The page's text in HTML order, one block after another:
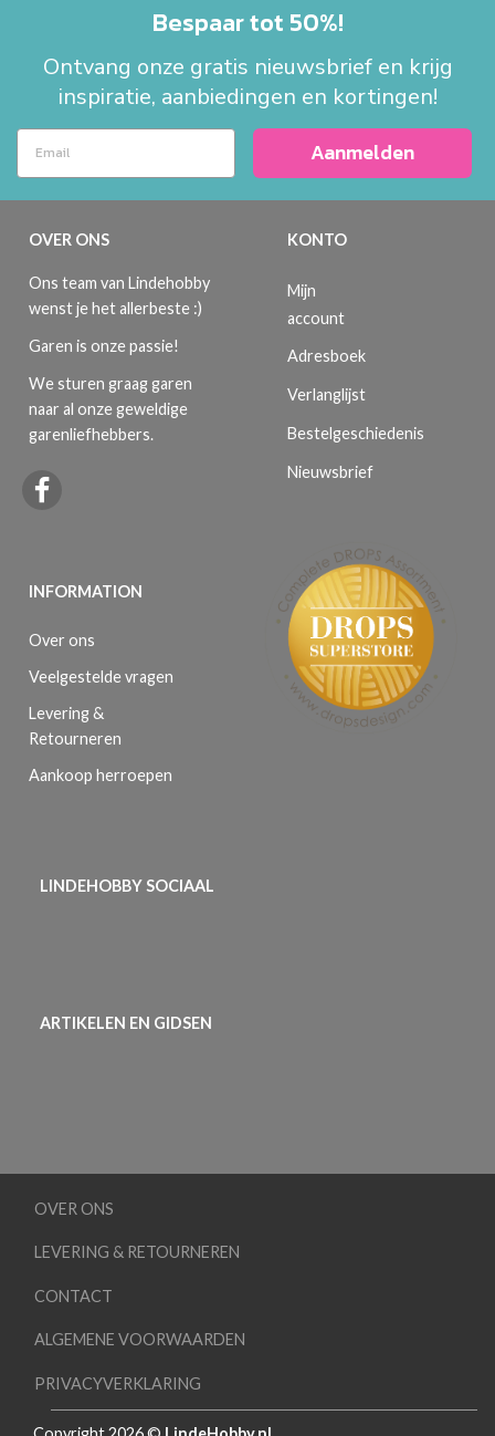
Bespaar tot 50%!
Ontvang onze gratis nieuwsbrief en krijg
inspiratie, aanbiedingen en kortingen!
Aanmelden
OVER ONS
Ons team van Lindehobby
wenst je het allerbeste :)
Garen is onze passie!
We sturen graag garen
naar al onze geweldige
garenliefhebbers.
INFORMATION
Over ons
Veelgestelde vragen
Levering &
Retourneren
Aankoop herroepen
KONTO
Mijn
account
Adresboek
Verlanglijst
Bestelgeschiedenis
Nieuwsbrief
LINDEHOBBY SOCIAAL
ARTIKELEN EN GIDSEN
OVER ONS
LEVERING & RETOURNEREN
CONTACT
ALGEMENE VOORWAARDEN
PRIVACYVERKLARING